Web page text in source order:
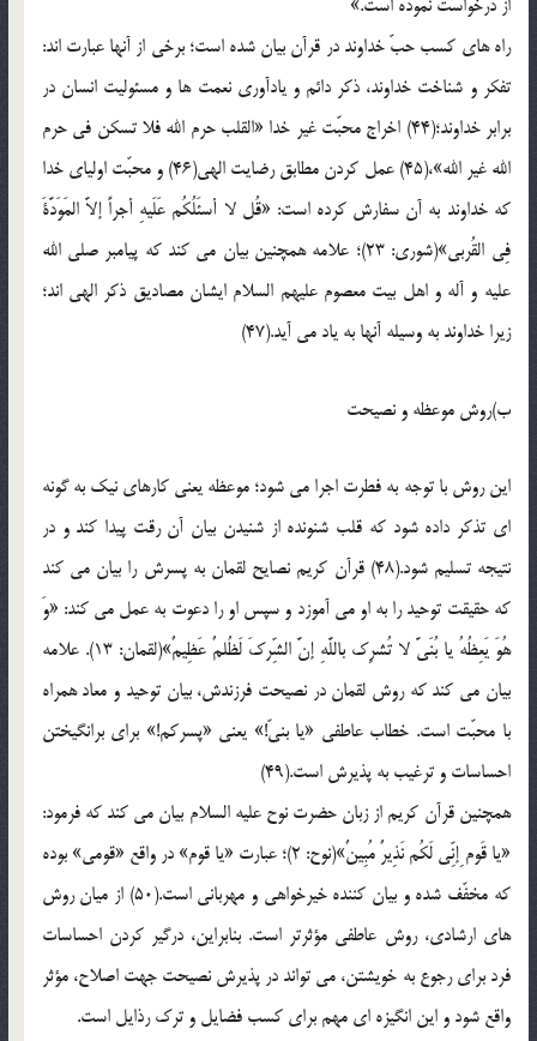
از درخواست نموده است.»
راه های کسب حبّ خداوند در قرآن بیان شده است؛ برخی از آنها عبارت اند:
تفکر و شناخت خداوند، ذکر دائم و یادآوری نعمت ها و مسئولیت انسان در
برابر خداوند؛(44) اخراج محبّت غیر خدا «القلب حرم الله فلا تسکن فی حرم
الله غیر الله»،(45) عمل کردن مطابق رضایت الهی(46) و محبّت اولیای خدا
که خداوند به آن سفارش کرده است: «قُل لا أسئَلُکُم عَلَیهِ أجراً إلاَّ المَوَدَّةَ
فِی القُربی»(شوری: 23)؛ علامه همچنین بیان می کند که پیامبر صلی الله
علیه و آله و اهل بیت معصوم علیهم السلام ایشان مصادیق ذکر الهی اند؛
زیرا خداوند به وسیله آنها به یاد می آید.(47)
ب)روش موعظه و نصیحت
این روش با توجه به فطرت اجرا می شود؛ موعظه یعنی کارهای نیک به گونه
ای تذکر داده شود که قلب شنونده از شنیدن بیان آن رقت پیدا کند و در
نتیجه تسلیم شود.(48) قرآن کریم نصایح لقمان به پسرش را بیان می کند
که حقیقت توحید را به او می آموزد و سپس او را دعوت به عمل می کند: «وَ
هُوَ یَعِظُهُ یا بُنَیَّ لا تُشرِک باللَّهِ إنَّ الشِّرکَ لَظُلمٌ عَظِیمٌ»(لقمان: 13). علامه
بیان می کند که روش لقمان در نصیحت فرزندش، بیان توحید و معاد همراه
با محبّت است. خطاب عاطفی «یا بنیّ!» یعنی «پسرکم!» برای برانگیختن
احساسات و ترغیب به پذیرش است.(49)
همچنین قرآن کریم از زبان حضرت نوح علیه السلام بیان می کند که فرمود:
«یا قَوم ِإنِّی لَکُم نَذِیرٌ مُبِینٌ»(نوح: 2)؛ عبارت «یا قوم» در واقع «قومی» بوده
که مخفّف شده و بیان کننده خیرخواهی و مهربانی است.(50) از میان روش
های ارشادی، روش عاطفی مؤثرتر است. بنابراین، درگیر کردن احساسات
فرد برای رجوع به خویشتن، می تواند در پذیرش نصیحت جهت اصلاح، مؤثر
واقع شود و این انگیزه ای مهم برای کسب فضایل و ترک رذایل است.